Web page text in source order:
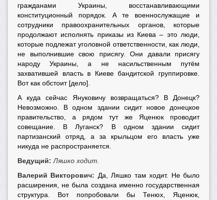
гражданами Украины, восстанавливающими
конституционный порядок. А те военнослужащие и
сотрудники правоохранительных органов, которые
продолжают исполнять приказы из Киева – это люди,
которые подлежат уголовной ответственности, как люди,
не выполнившие свою присягу. Они давали присягу
народу Украины, а не насильственным путём
захватившей власть в Киеве бандитской группировке.
Вот как обстоит [дело].
А куда сейчас Януковичу возвращаться? В Донецк?
Невозможно. В одном здании сидит новое донецкое
правительство, а рядом тут же Яценюк проводит
совещание. В Луганск? В одном здании сидит
партизанский отряд, а за крыльцом его власть уже
никуда не распространяется.
Ведущий: Ляшко ходит.
Валерий Викторович: Да, Ляшко там ходит. Не было
расширения, не была создана именно государственная
структура. Вот попробовали бы Тенюх, Яценюк,